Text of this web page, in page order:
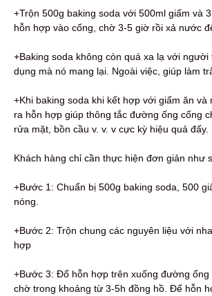
+Trộn 500g baking soda với 500ml giấm và
hỗn hợp vào cống, chờ 3-5 giờ rồi xả nước
+Baking soda không còn quá xa lạ với người
dụng mà nó mang lại. Ngoài việc, giúp làm
+Khi baking soda khi kết hợp với giấm ăn và
ra hỗn hợp giúp thông tắc đường ống cống
rửa mặt, bồn cầu v. v. v cực kỳ hiệu quả đấy.
Khách hàng chỉ cần thực hiện đơn giản như
+Bước 1: Chuẩn bị 500g baking soda, 500
nóng.
+Bước 2: Trộn chung các nguyên liệu với
hợp
+Bước 3: Đổ hỗn hợp trên xuống đường ống
chờ trong khoảng từ 3-5h đồng hồ. Để hỗn